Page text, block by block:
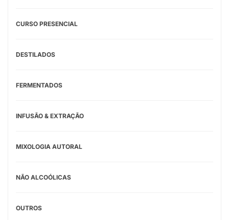
CURSO PRESENCIAL
DESTILADOS
FERMENTADOS
INFUSÃO & EXTRAÇÃO
MIXOLOGIA AUTORAL
NÃO ALCOÓLICAS
OUTROS